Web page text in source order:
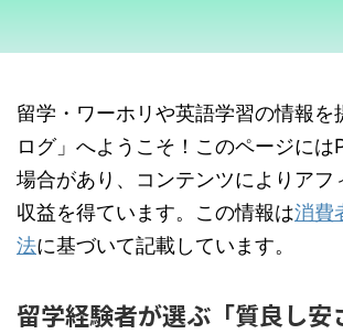
留学・ワーホリや英語学習の情報を
ログ」へようこそ！このページには
場合があり、コンテンツによりアフ
収益を得ています。この情報は消費
法に基づいて記載しています。
留学経験者が選ぶ「質良し安